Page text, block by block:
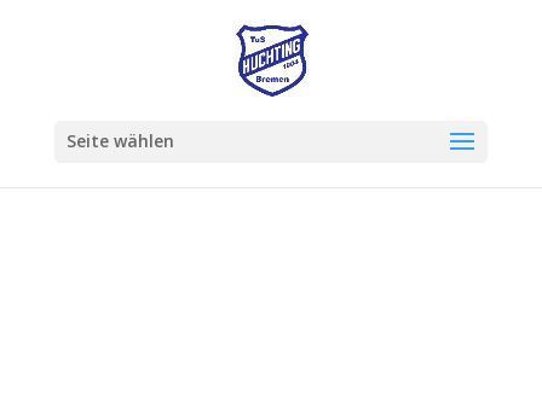
Seite wählen